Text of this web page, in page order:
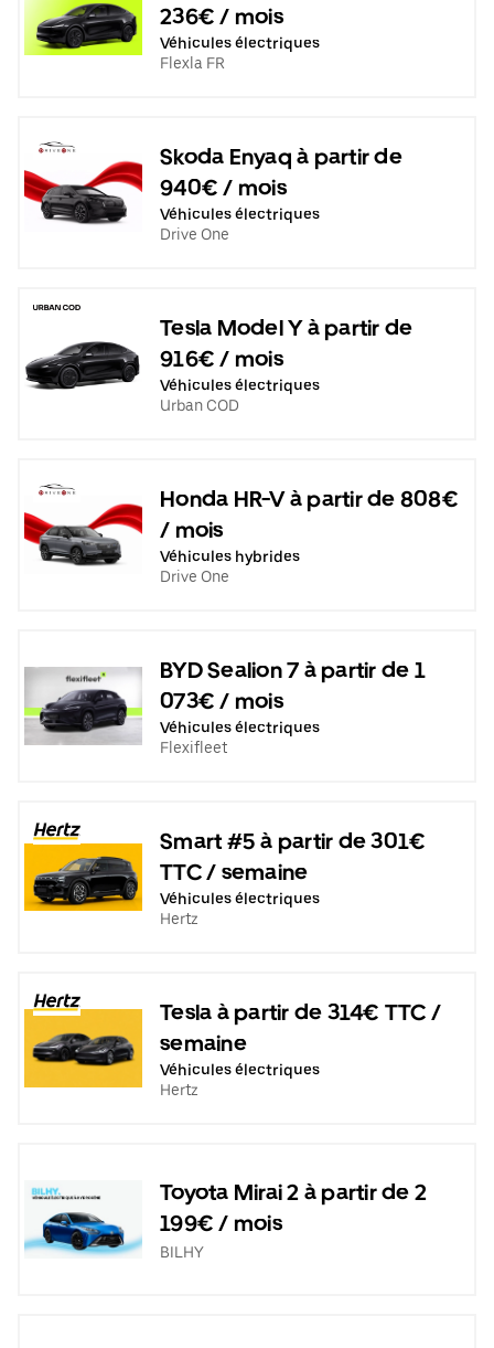
236€ / mois
Véhicules électriques
Flexla FR
Skoda Enyaq à partir de
940€ / mois
Véhicules électriques
Drive One
Tesla Model Y à partir de
916€ / mois
Véhicules électriques
Urban COD
Honda HR-V à partir de 808€
/ mois
Véhicules hybrides
Drive One
BYD Sealion 7 à partir de 1
073€ / mois
Véhicules électriques
Flexifleet
Smart #5 à partir de 301€
TTC / semaine
Véhicules électriques
Hertz
Tesla à partir de 314€ TTC /
semaine
Véhicules électriques
Hertz
Toyota Mirai 2 à partir de 2
199€ / mois
BILHY